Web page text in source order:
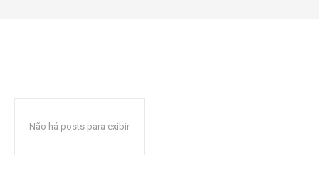
Não há posts para exibir